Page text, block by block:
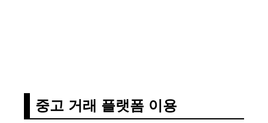
중고 거래 플랫폼 이용